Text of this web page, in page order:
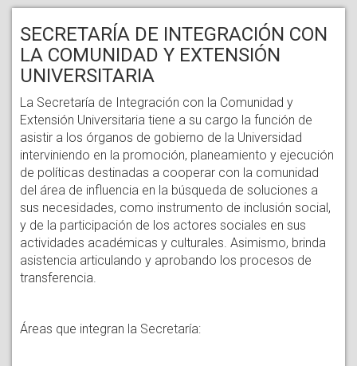
SECRETARÍA DE INTEGRACIÓN CON
LA COMUNIDAD Y EXTENSIÓN
UNIVERSITARIA
La Secretaría de Integración con la Comunidad y
Extensión Universitaria tiene a su cargo la función de
asistir a los órganos de gobierno de la Universidad
interviniendo en la promoción, planeamiento y ejecución
de políticas destinadas a cooperar con la comunidad
del área de influencia en la búsqueda de soluciones a
sus necesidades, como instrumento de inclusión social,
y de la participación de los actores sociales en sus
actividades académicas y culturales. Asimismo, brinda
asistencia articulando y aprobando los procesos de
transferencia.
Áreas que integran la Secretaría: